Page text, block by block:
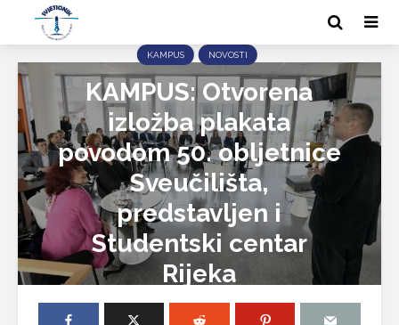
KAMPUS NOVOSTI
KAMPUS: Otvorena
izložba plakata
povodom 50. obljetnice
Sveučilišta,
predstavljen i
Studentski centar
Rijeka